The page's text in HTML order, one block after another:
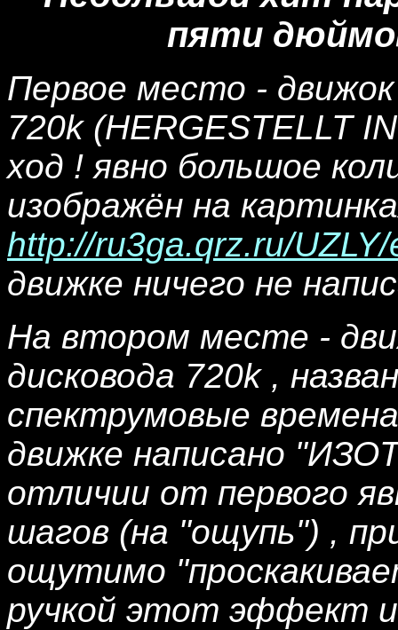
пяти
Первое место - движок
720k (HERGESTELLT
ход ! явно большое
изображён на
http://ru3ga.qrz.ru/
движке ничего не
На втором месте -
дисковода 720k ,
спектрумовые
движке написано
отличии от первого
шагов (на "ощупь") ,
ощутимо
ручкой этот эффект